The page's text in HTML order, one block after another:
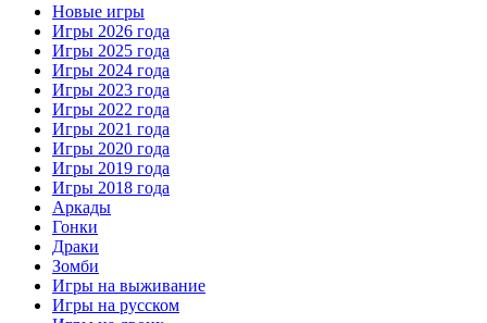
Новые игры
Игры 2026 года
Игры 2025 года
Игры 2024 года
Игры 2023 года
Игры 2022 года
Игры 2021 года
Игры 2020 года
Игры 2019 года
Игры 2018 года
Аркады
Гонки
Драки
Зомби
Игры на выживание
Игры на русском